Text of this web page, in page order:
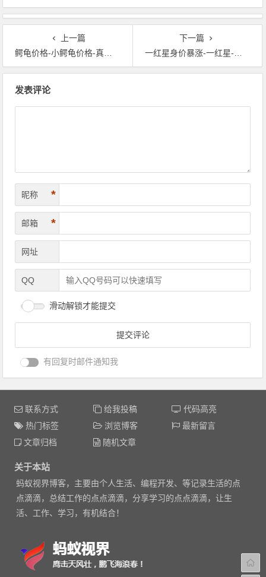
上一篇
鳄龟价格-小鳄龟价格-真鳄龟价格-野生鳄龟价格
下一篇
一红星身价暴涨-一红星-世界杯让j罗身价涨157%
发表评论
昵称 *
邮箱 *
网址
QQ
滑动解锁才能提交
有回复时邮件通知我
联系方式 给我投稿
代码高亮
热门标签
浏览博客
最新留言
文章归档
随机文章
关于本站
蚂蚁视界博客，主要由个人生活、编程开发、等记录生活的点
点滴滴，总结工作的点点滴滴，分享学习的点点滴滴，让生
活、工作、学习，有机结合！